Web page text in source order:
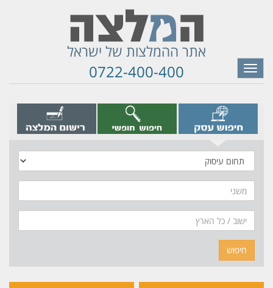
אתר ההמלצות של ישראל
0722-400-400
Toggle
navigation
עיסוק
חיפוש